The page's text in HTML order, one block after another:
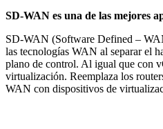
SD-WAN es una de las mejores
SD-WAN (Software Defined –
las tecnologías WAN al separar el
plano de control. Al igual que con
virtualización. Reemplaza los
WAN con dispositivos de